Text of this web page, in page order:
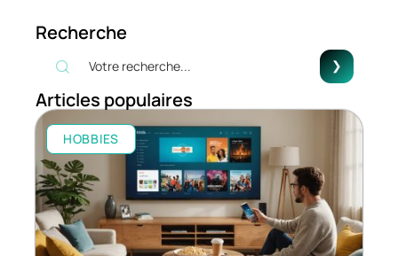
Recherche
Articles populaires
HOBBIES